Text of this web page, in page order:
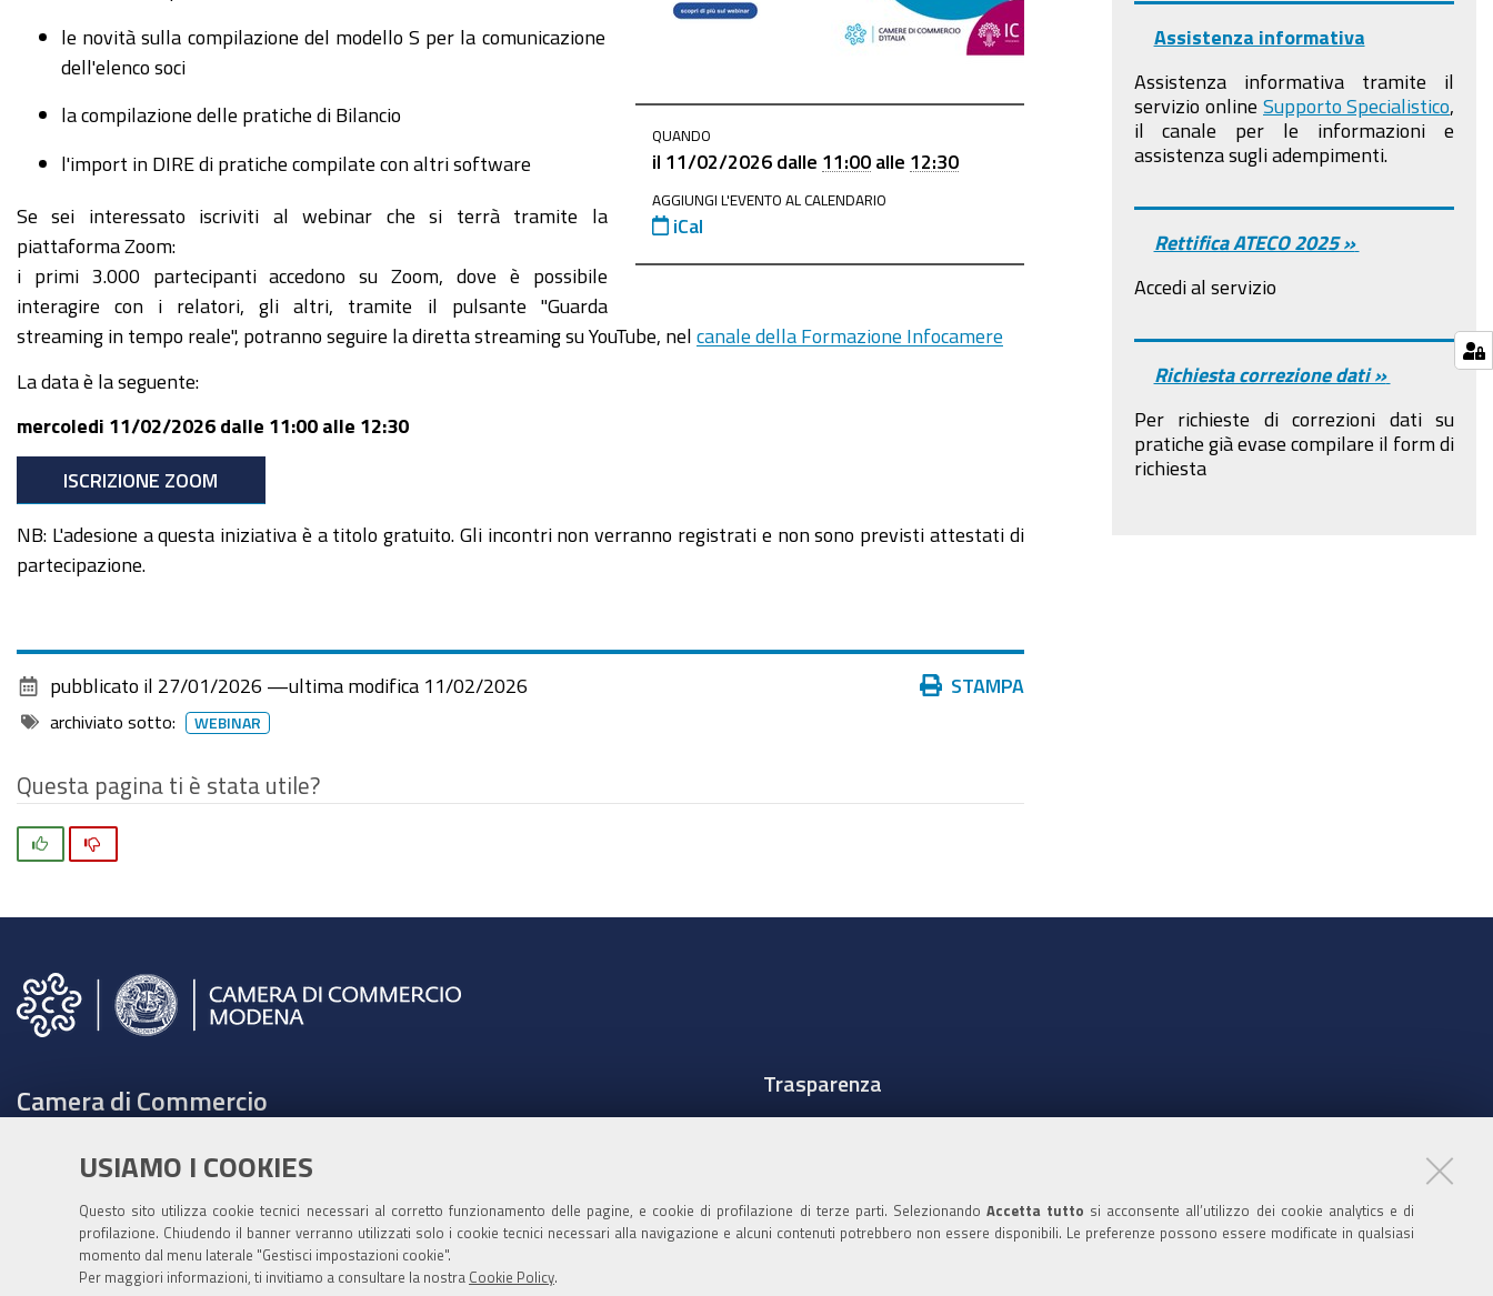
USIAMO I COOKIES
Questo sito utilizza cookie tecnici necessari al corretto funzionamento delle pagine, e cookie di profilazione di terze parti. SelezionandoAccetta tutto si acconsente all’utilizzo dei cookie analytics e di
profilazione. Chiudendo il banner verranno utilizzati solo i cookie tecnici necessari alla navigazione e alcuni contenuti potrebbero non essere disponibili. Le preferenze possono essere modificate in qualsiasi
momento dal menu laterale "Gestisci impostazioni cookie".
Per maggiori informazioni, ti invitiamo a consultare la nostra Cookie Policy
unico-
compilazione-
11022026
DIRE,
ambiente
unico
di
compilazione
2026-
02-
11T11:00:00+01:00
2026-
11T12:30:00+01:00
2026,
webinar
imprese
QUANDO
il 11/02/2026dalle 11:00alle 12:30
AGGIUNGI L'EVENTO AL CALENDARIO
iCal
le novità sulla compilazione del modello S per la comunicazione
dell'elenco soci
la compilazione delle pratiche di Bilancio
l'import in DIRE di pratiche compilate con altri software
Se sei interessato iscriviti al webinar che si terrà tramite la
piattaforma Zoom:
i primi 3.000 partecipanti accedono su Zoom, dove è possibile
interagire con i relatori, gli altri, tramite il pulsante "Guarda
streaming in tempo reale", potranno seguire la diretta streaming su YouTube, nel canale della Formazione Infocamere
La data è la seguente:
mercoledi 11/02/2026 dalle 11:00 alle 12:30
ISCRIZIONE ZOOM
NB: L'adesione a questa iniziativa è a titolo gratuito. Gli incontri non verranno registrati e non sono previsti attestati di
partecipazione.
Azioni STAMPA
pubblicato il 27/01/2026 —ultima modifica 11/02/2026
archiviato sotto: WEBINAR
Questa pagina ti è stata utile?
Assistenza informativa
Assistenza informativa tramite il
servizio online Supporto Specialistico
il canale per le informazioni e
assistenza sugli adempimenti.
Rettifica ATECO 2025 »
Accedi al servizio
Richiesta correzione dati »
Per richieste di correzioni dati su
pratiche già evase compilare il form di
richiesta
Camera di Commercio
Tel. 059208111 -URP
Contabilità speciale Banca d'Italia:
IT75Q 01000 04306 TU00 0001 3855
Fatt. elettronica - Cod. univoco: XECKYI
Trasparenza
Pubblicità Legale